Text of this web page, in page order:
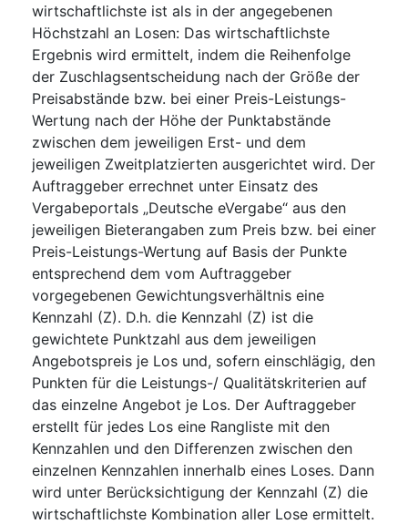
wirtschaftlichste ist als in der angegebenen
Höchstzahl an Losen: Das wirtschaftlichste
Ergebnis wird ermittelt, indem die Reihenfolge
der Zuschlagsentscheidung nach der Größe der
Preisabstände bzw. bei einer Preis-Leistungs-
Wertung nach der Höhe der Punktabstände
zwischen dem jeweiligen Erst- und dem
jeweiligen Zweitplatzierten ausgerichtet wird. Der
Auftraggeber errechnet unter Einsatz des
Vergabeportals „Deutsche eVergabe“ aus den
jeweiligen Bieterangaben zum Preis bzw. bei einer
Preis-Leistungs-Wertung auf Basis der Punkte
entsprechend dem vom Auftraggeber
vorgegebenen Gewichtungsverhältnis eine
Kennzahl (Z). D.h. die Kennzahl (Z) ist die
gewichtete Punktzahl aus dem jeweiligen
Angebotspreis je Los und, sofern einschlägig, den
Punkten für die Leistungs-/ Qualitätskriterien auf
das einzelne Angebot je Los. Der Auftraggeber
erstellt für jedes Los eine Rangliste mit den
Kennzahlen und den Differenzen zwischen den
einzelnen Kennzahlen innerhalb eines Loses. Dann
wird unter Berücksichtigung der Kennzahl (Z) die
wirtschaftlichste Kombination aller Lose ermittelt.